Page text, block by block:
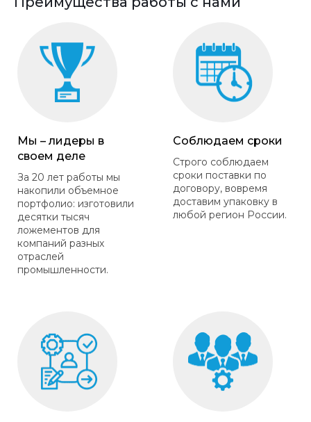
Мы – лидеры в
своем деле
За 20 лет работы мы
накопили объемное
портфолио: изготовили
десятки тысяч
ложементов для
компаний разных
отраслей
промышленности.
Соблюдаем сроки
Строго соблюдаем
сроки поставки по
договору, вовремя
доставим упаковку в
любой регион России.